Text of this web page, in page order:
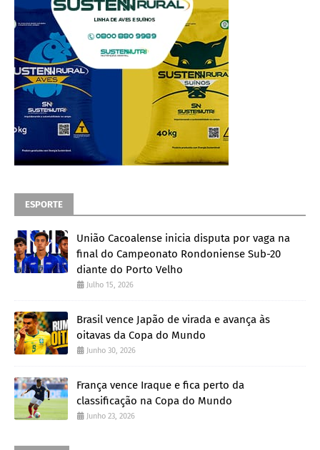
ESPORTE
União Cacoalense inicia disputa por vaga na
final do Campeonato Rondoniense Sub-20
diante do Porto Velho
Julho 15, 2026
Brasil vence Japão de virada e avança às
oitavas da Copa do Mundo
Junho 30, 2026
França vence Iraque e fica perto da
classificação na Copa do Mundo
Junho 23, 2026